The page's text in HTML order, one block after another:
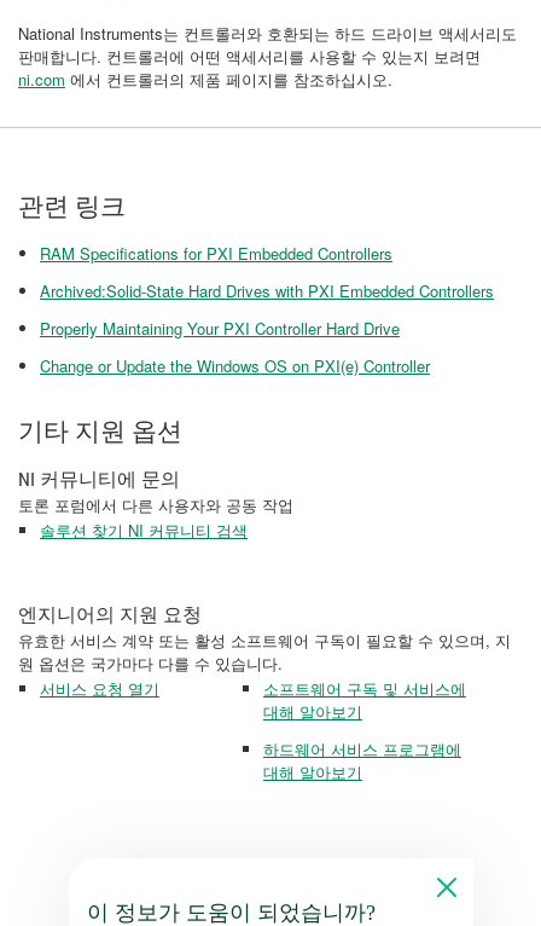
National Instruments는 컨트롤러와 호환되는 하드 드라이브 액세서리도
판매합니다. 컨트롤러에 어떤 액세서리를 사용할 수 있는지 보려면
ni.com 에서 컨트롤러의 제품 페이지를 참조하십시오.
관련 링크
RAM Specifications for PXI Embedded Controllers
Archived:Solid-State Hard Drives with PXI Embedded Controllers
Properly Maintaining Your PXI Controller Hard Drive
Change or Update the Windows OS on PXI(e) Controller
기타 지원 옵션
NI 커뮤니티에 문의
토론 포럼에서 다른 사용자와 공동 작업
솔루션 찾기 NI 커뮤니티 검색
엔지니어의 지원 요청
유효한 서비스 계약 또는 활성 소프트웨어 구독이 필요할 수 있으며, 지
원 옵션은 국가마다 다를 수 있습니다.
서비스 요청 열기
소프트웨어 구독 및 서비스에
대해 알아보기
하드웨어 서비스 프로그램에
대해 알아보기
이 정보가 도움이 되었습니까?